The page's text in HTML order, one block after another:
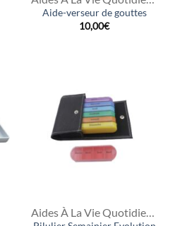
Aide-verseur de gouttes
10,00€
Aides À La Vie Quotidienne